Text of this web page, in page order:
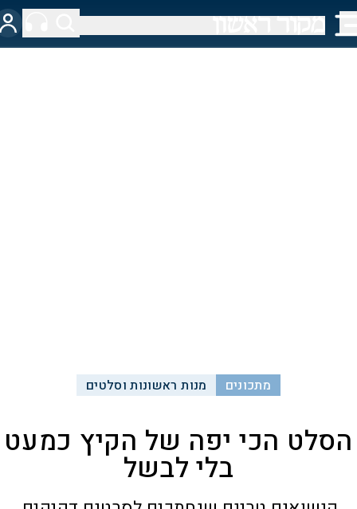
מתכונים מנות ראשונות וסלטים
הסלט הכי יפה של הקיץ כמעט
בלי לבשל